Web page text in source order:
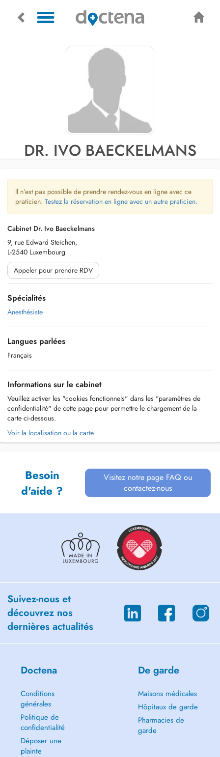
DR. IVO BAECKELMANS
Il n’est pas possible de prendre rendez-vous en ligne avec ce
praticien. Testez la réservation en ligne avec un autre praticien.
Cabinet Dr. Ivo Baeckelmans
9, rue Edward Steichen,
L-2540 Luxembourg
Appeler pour prendre RDV
Spécialités
Anesthésiste
Langues parlées
Français
Informations sur le cabinet
Veuillez activer les "cookies fonctionnels" dans les "paramètres de
confidentialité" de cette page pour permettre le chargement de la
carte ci-dessous.
Voir la localisation ou la carte
Besoin
d'aide ?
Visitez notre page FAQ ou
contactez-nous
Suivez-nous et
découvrez nos
dernières actualités
Doctena
Conditions
générales
Politique de
confidentialité
Déposer une
plainte
De garde
Maisons médicales
Hôpitaux de garde
Pharmacies de
garde